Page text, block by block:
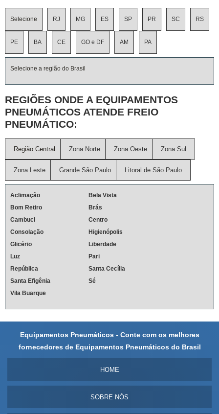
Selecione RJ MG ES SP PR SC RS
PE BA CE GO e DF AM PA
Selecione a região do Brasil
REGIÕES ONDE A EQUIPAMENTOS
PNEUMÁTICOS ATENDE FREIO
PNEUMÁTICO:
Região Central Zona Norte Zona Oeste Zona Sul
Zona Leste Grande São Paulo Litoral de São Paulo
Aclimação
Bela Vista
Bom Retiro
Brás
Cambuci
Centro
Consolação
Higienópolis
Glicério
Liberdade
Luz
Pari
República
Santa Cecília
Santa Efigênia
Sé
Vila Buarque
Equipamentos Pneumáticos - Conte com os melhores
fornecedores de Equipamentos Pneumáticos do Brasil
HOME
SOBRE NÓS